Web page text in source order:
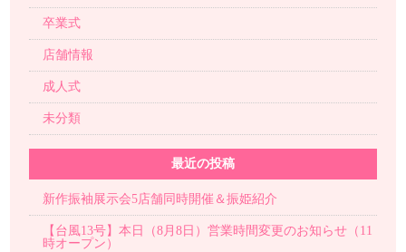
卒業式
店舗情報
成人式
未分類
最近の投稿
新作振袖展示会5店舗同時開催＆振姫紹介
【台風13号】本日（8月8日）営業時間変更のお知らせ（11
時オープン）